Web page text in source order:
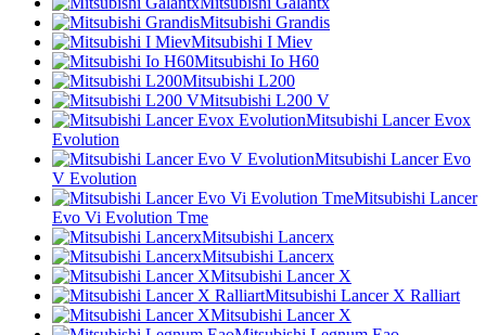
Mitsubishi Grandis
Mitsubishi I Miev
Mitsubishi Io H60
Mitsubishi L200
Mitsubishi L200 V
Mitsubishi Lancer Evox
Evolution
Mitsubishi Lancer Evo
V Evolution
Mitsubishi Lancer
Evo Vi Evolution Tme
Mitsubishi Lancerx
Mitsubishi Lancerx
Mitsubishi Lancer X
Mitsubishi Lancer X Ralliart
Mitsubishi Lancer X